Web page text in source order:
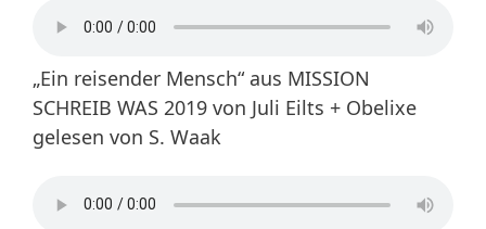
„Ein reisender Mensch“ aus MISSION
SCHREIB WAS 2019 von Juli Eilts + Obelixe
gelesen von S. Waak